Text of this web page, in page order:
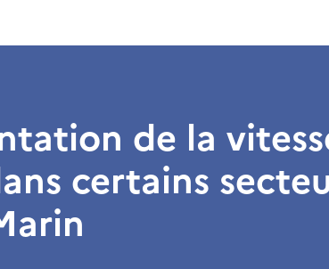
de la
certains